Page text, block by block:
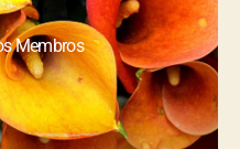
Membros